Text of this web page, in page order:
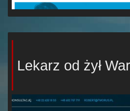
Lekarz od żył